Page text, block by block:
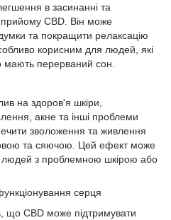
в засинанні та
прийому CBD. Він може
та покращити релаксацію
корисним для людей, які
мають перерваний сон.
на здоров'я шкіри,
акне та інші проблеми
зволоження та живлення
та сяючою. Цей ефект може
людей з проблемною шкірою або
серця
що CBD може підтримувати